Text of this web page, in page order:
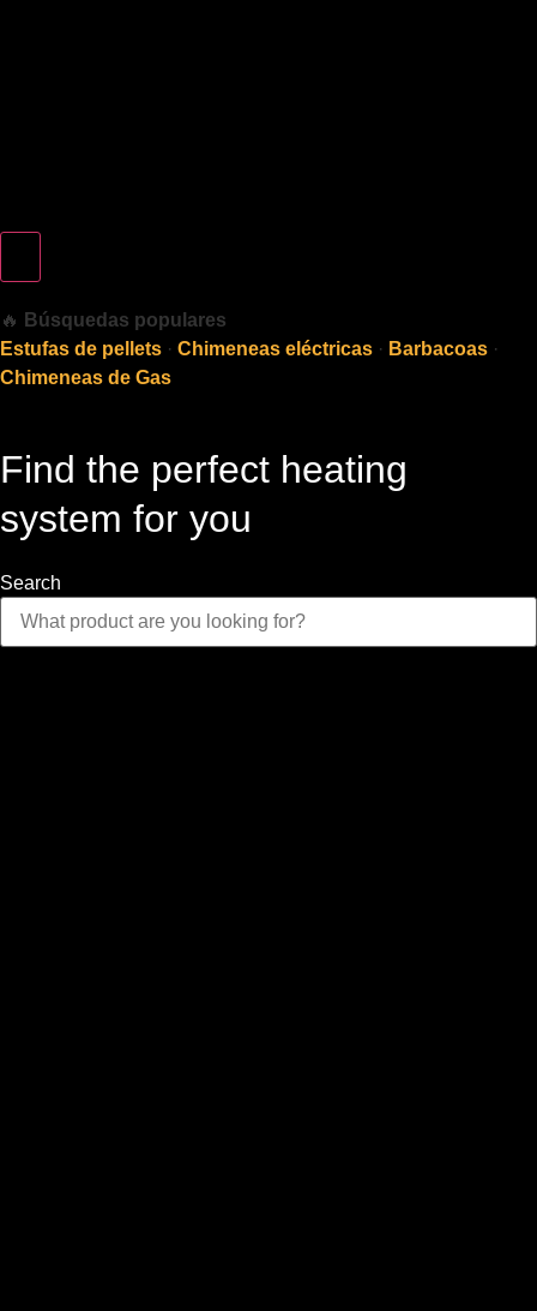
🔥 Búsquedas populares
Estufas de pellets · Chimeneas eléctricas · Barbacoas ·
Chimeneas de Gas
Find the perfect heating
system for you
Search